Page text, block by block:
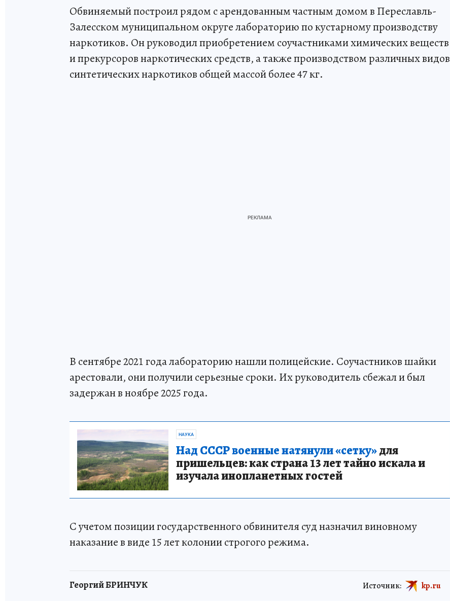
Обвиняемый построил рядом с арендованным частным домом в Переславль-
Залесском муниципальном округе лабораторию по кустарному производству
наркотиков. Он руководил приобретением соучастниками химических веществ
и прекурсоров наркотических средств, а также производством различных видов
синтетических наркотиков общей массой более 47 кг.
В сентябре 2021 года лабораторию нашли полицейские. Соучастников шайки
арестовали, они получили серьезные сроки. Их руководитель сбежал и был
задержан в ноябре 2025 года.
НАУКА
Над СССР военные натянули «сетку»для
пришельцев: как страна 13 лет тайно искала и
изучала инопланетных гостей
С учетом позиции государственного обвинителя суд назначил виновному
наказание в виде 15 лет колонии строгого режима.
Георгий БРИНЧУК Источник: kp.ru